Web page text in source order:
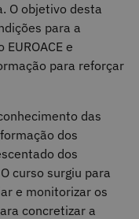
O objetivo desta
para a
e
para reforçar
das
dos
dos
curso surgiu para
e monitorizar os
concretizar a